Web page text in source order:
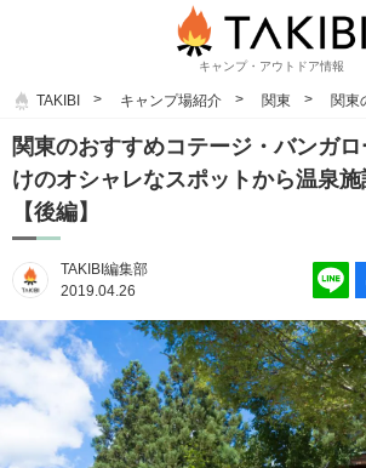
キャンプ・アウトドア情報
TAKIBI キャンプ場紹介 関東 関東
関東のおすすめコテージ・バンガ
けのオシャレなスポットから温泉施
【後編】
TAKIBI編集部
2019.04.26